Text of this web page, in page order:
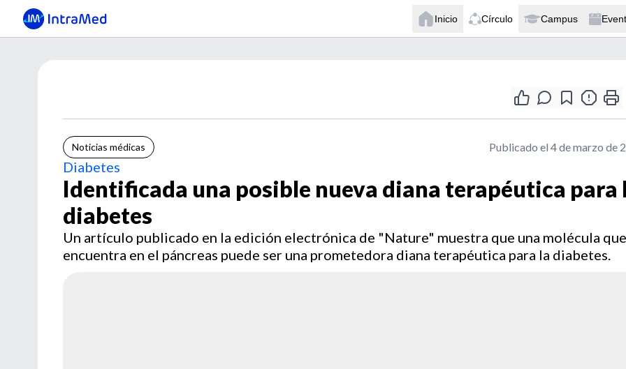
Inicio Círculo Campus
Noticias médicas Publicado el 4 de marzo de
Diabetes
Identificada una posible nueva diana terapéutica para
diabetes
Un artículo publicado en la edición electrónica de "Nature" muestra que una molécula
encuentra en el páncreas puede ser una prometedora diana terapéutica para la diabetes.